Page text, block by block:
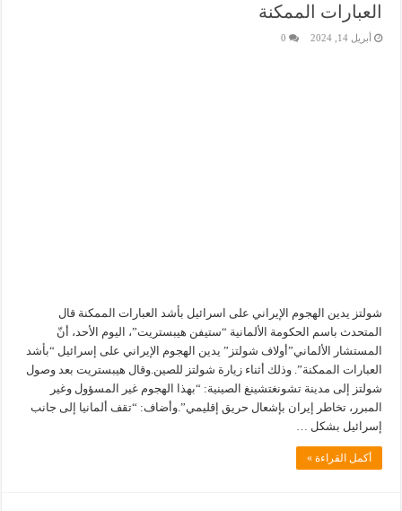
العبارات الممكنة
أبريل 14, 2024 0
شولتز يدين الهجوم الإيراني على اسرائيل بأشد العبارات الممكنة قال
المتحدث باسم الحكومة الألمانية “ستيفن هيبستريت”، اليوم الأحد، أنّ
المستشار الألماني”أولاف شولتز” يدين الهجوم الإيراني على إسرائيل “بأشد
العبارات الممكنة”. وذلك أثناء زيارة شولتز للصين.وقال هيبستريت بعد وصول
شولتز إلى مدينة تشونغتشينغ الصينية: “بهذا الهجوم غير المسؤول وغير
المبرر، تخاطر إيران بإشعال حريق إقليمي”.وأضاف: “تقف ألمانيا إلى جانب
إسرائيل بشكل …
أكمل القراءة »